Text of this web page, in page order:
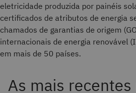
eletricidade produzida por painéis
certificados de atributos de energia
chamados de garantias de origem
internacionais de energia renovável
em mais de 50 países.
As mais